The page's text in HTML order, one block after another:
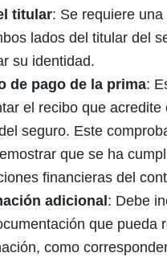
titular: Se requiere
lados del titular del
su identidad.
de pago de la prima:
el recibo que acredite
seguro. Este
que se ha
financieras del
adicional: Debe
que pueda
como